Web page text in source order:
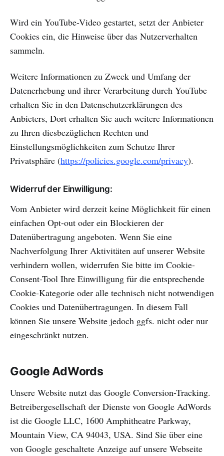
Wird ein YouTube-Video gestartet, setzt der Anbieter
Cookies ein, die Hinweise über das Nutzerverhalten
sammeln.
Weitere Informationen zu Zweck und Umfang der
Datenerhebung und ihrer Verarbeitung durch YouTube
erhalten Sie in den Datenschutzerklärungen des
Anbieters, Dort erhalten Sie auch weitere Informationen
zu Ihren diesbezüglichen Rechten und
Einstellungsmöglichkeiten zum Schutze Ihrer
Privatsphäre (https://policies.google.com/privacy).
Widerruf der Einwilligung:
Vom Anbieter wird derzeit keine Möglichkeit für einen
einfachen Opt-out oder ein Blockieren der
Datenübertragung angeboten. Wenn Sie eine
Nachverfolgung Ihrer Aktivitäten auf unserer Website
verhindern wollen, widerrufen Sie bitte im Cookie-
Consent-Tool Ihre Einwilligung für die entsprechende
Cookie-Kategorie oder alle technisch nicht notwendigen
Cookies und Datenübertragungen. In diesem Fall
können Sie unsere Website jedoch ggfs. nicht oder nur
eingeschränkt nutzen.
Google AdWords
Unsere Website nutzt das Google Conversion-Tracking.
Betreibergesellschaft der Dienste von Google AdWords
ist die Google LLC, 1600 Amphitheatre Parkway,
Mountain View, CA 94043, USA. Sind Sie über eine
von Google geschaltete Anzeige auf unsere Webseite